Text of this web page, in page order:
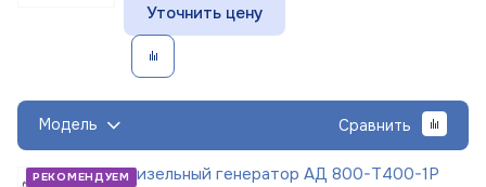
Уточнить цену
Модель Сравнить
РЕКОМЕНДУЕМДизельный генератор АД 800-Т400-1Р